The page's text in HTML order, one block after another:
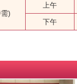
)
上午
下午